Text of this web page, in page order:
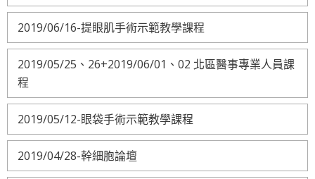
2019/06/16-提眼肌手術示範教學課程
2019/05/25、26+2019/06/01、02 北區醫事專業人員課
程
2019/05/12-眼袋手術示範教學課程
2019/04/28-幹細胞論壇